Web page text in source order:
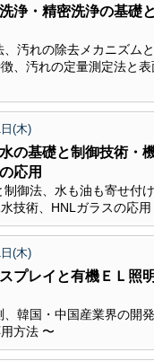
浄・精密洗浄の基礎
、汚れの除去メカニズム
、汚れの定量測定法と
(木)
の基礎と制御技術・
応用
制御法、水も油も寄せ付
技術、HNLガラスの応用
(木)
プレイと有機ＥＬ照
、韓国・中国産業界の開
方法 〜